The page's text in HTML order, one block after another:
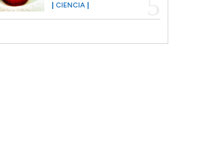
CIENCIA